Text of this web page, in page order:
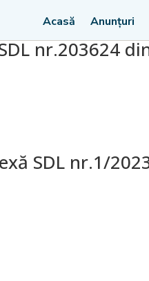
Acasă Anunțuri
nr.203624
SDL nr.1/